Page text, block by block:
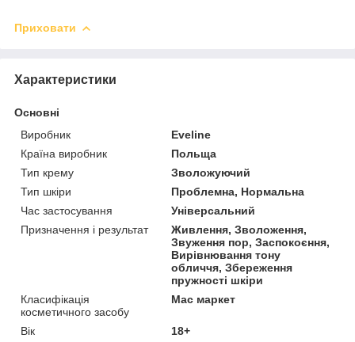
Приховати
Характеристики
Основні
Виробник
Eveline
Країна виробник
Польща
Тип крему
Зволожуючий
Тип шкіри
Проблемна, Нормальна
Час застосування
Універсальний
Призначення і результат
Живлення, Зволоження,
Звуження пор, Заспокоєння,
Вирівнювання тону
обличчя, Збереження
пружності шкіри
Класифікація
косметичного засобу
Мас маркет
Вік
18+